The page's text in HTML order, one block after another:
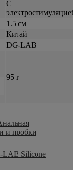
С
1.5 см
Китай
DG-LAB
95 г
и пробки